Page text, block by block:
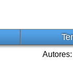
Autores: